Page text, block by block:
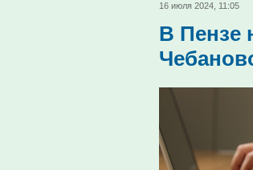
16 июля 2024, 11:05
В Пензе